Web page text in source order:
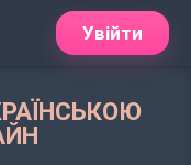
Увійти